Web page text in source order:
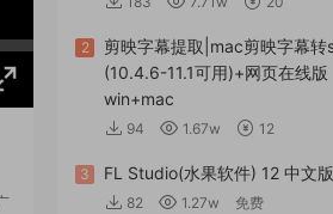
2
剪映字幕提取|mac剪映字幕转
(10.4.6-11.1可用)+网页在线版
win+mac
94 1.67w 12
3 FL Studio(水果软件) 12 中文版
82 1.27w 免费